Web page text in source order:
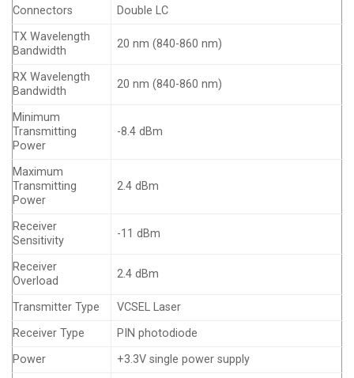
Connectors
Double LC
TX Wavelength
Bandwidth
20 nm (840-860 nm)
RX Wavelength
Bandwidth
20 nm (840-860 nm)
Minimum
Transmitting
Power
-8.4 dBm
Maximum
Transmitting
Power
2.4 dBm
Receiver
Sensitivity
-11 dBm
Receiver
Overload
2.4 dBm
Transmitter Type
VCSEL Laser
Receiver Type
PIN photodiode
Power
+3.3V single power supply